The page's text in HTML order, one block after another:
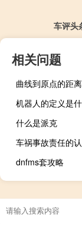
车评头
相关问题
曲线到原点的距
机器人的定义是
什么是派克
车祸事故责任的
dnfms套攻略